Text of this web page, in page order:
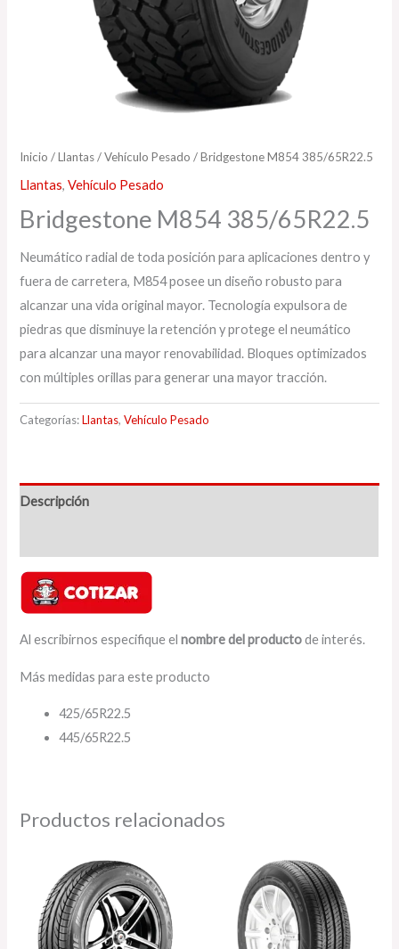
Inicio /Llantas/Vehículo Pesado / Bridgestone M854 385/65R22.5
Llantas,Vehículo Pesado
Bridgestone M854 385/65R22.5
Neumático radial de toda posición para aplicaciones dentro y
fuera de carretera, M854 posee un diseño robusto para
alcanzar una vida original mayor. Tecnología expulsora de
piedras que disminuye la retención y protege el neumático
para alcanzar una mayor renovabilidad. Bloques optimizados
con múltiples orillas para generar una mayor tracción.
Categorías:Llantas,Vehículo Pesado
Descripción
Al escribirnos especifique elnombre del productode interés.
Más medidas para este producto
425/65R22.5
445/65R22.5
Productos relacionados